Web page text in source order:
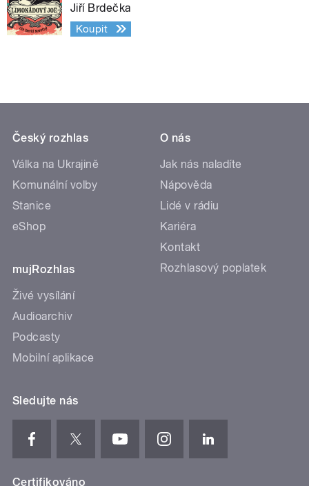
Jiří Brdečka
Koupit
Český rozhlas
Válka na Ukrajině
Komunální volby
Stanice
eShop
mujRozhlas
Živé vysílání
Audioarchiv
Podcasty
Mobilní aplikace
O nás
Jak nás naladíte
Nápověda
Lidé v rádiu
Kariéra
Kontakt
Rozhlasový poplatek
Sledujte nás
Certifikováno